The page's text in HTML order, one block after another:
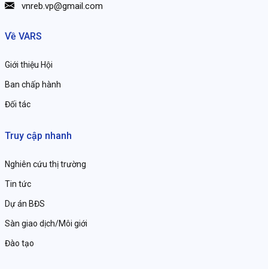
vnreb.vp@gmail.com
Về VARS
Giới thiệu Hội
Ban chấp hành
Đối tác
Truy cập nhanh
Nghiên cứu thị trường
Tin tức
Dự án BĐS
Sàn giao dịch/Môi giới
Đào tạo